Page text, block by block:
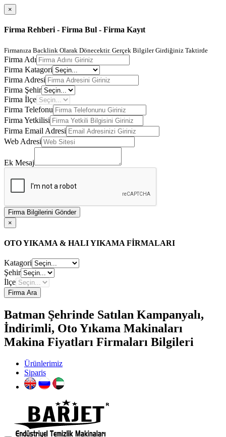
×
Firma Rehberi - Firma Bul - Firma Kayıt
Firmanıza Backlink Olarak Dönecektir. Gerçek Bilgiler Girdiğiniz Taktirde
Firma Adı
Firma Katagori
Firma Adresi
Firma Şehir
Firma İlçe
Firma Telefonu
Firma Yetkilisi
Firma Email Adresi
Web Adresi
Ek Mesaj
Firma Bilgilerini Gönder
×
OTO YIKAMA & HALI YIKAMA FİRMALARI
Katagori
Şehir
İlçe
Firma Ara
Batman Şehrinde Satılan Kampanyalı,
İndirimli, Oto Yıkama Makinaları
Makina Fiyatları Firmaları Bilgileri
Ürünlerimiz
Siparis